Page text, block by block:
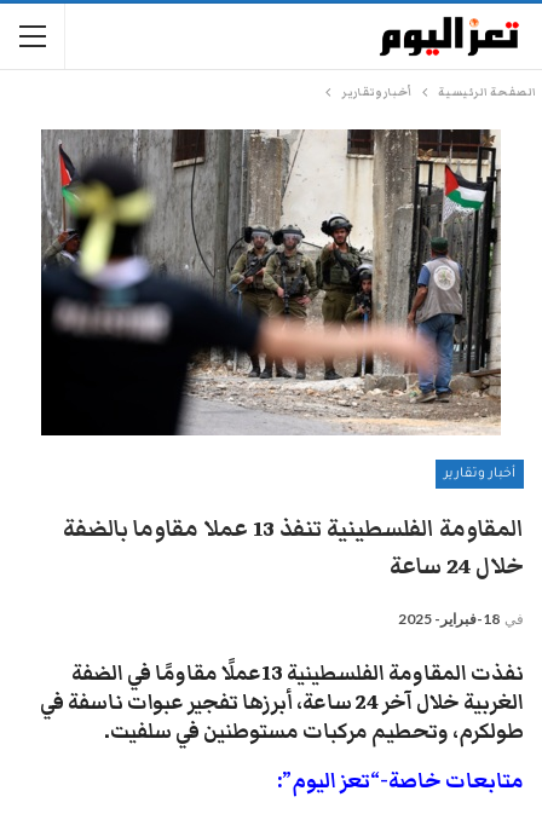
الصفحة الرئيسية أخبار وتقارير
أخبار وتقارير
المقاومة الفلسطينية تنفذ 13 عملا مقاوما بالضفة
خلال 24 ساعة
في 18-فبراير- 2025
نفذت المقاومة الفلسطينية 13عملًا مقاومًا في الضفة
الغربية خلال آخر 24 ساعة، أبرزها تفجير عبوات ناسفة في
طولكرم، وتحطيم مركبات مستوطنين في سلفيت.
متابعات خاصة-“تعز اليوم”: